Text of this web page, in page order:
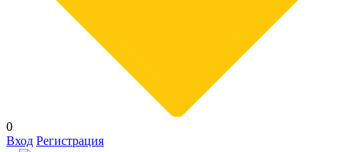
0
Вход Регистрация